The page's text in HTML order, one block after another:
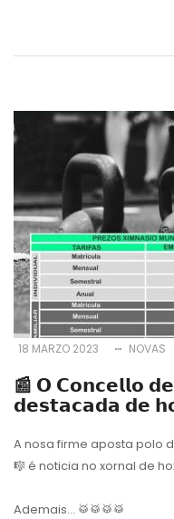
18 MARZO 2023 NOVAS
📰 𝗢 𝗖𝗼𝗻𝗰𝗲𝗹𝗹𝗼
𝗱𝗲𝘀𝘁𝗮𝗰𝗮𝗱𝗮 𝗱𝗲
A nosa firme aposta polo
🎼 é noticia no xornal de
Ademais... 🥁🥁🥁🥁